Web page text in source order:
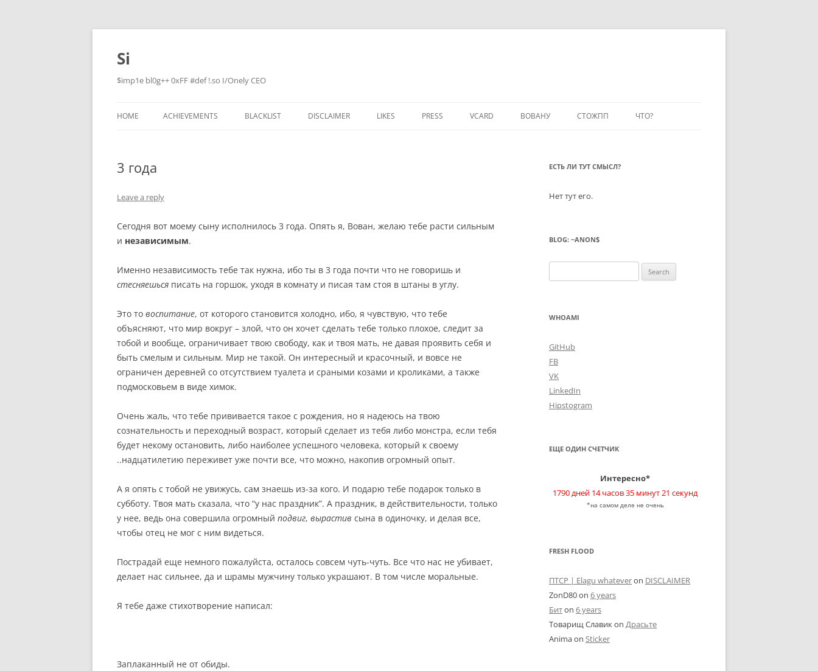
Skip
content
Si
$imp1e bl0g++ 0xFF #def !.so I/Onely CEO
HOME ACHIEVEMENTS BLACKLIST DISCLAIMER LIKES PRESS VCARD ВОВАНУ СТОЖПП ЧТО?
3 года
Leave a reply
Сегодня вот моему сыну исполнилось 3 года. Опять я, Вован, желаю тебе расти сильным
и независимым.
Именно независимость тебе так нужна, ибо ты в 3 года почти что не говоришь и
стесняешься писать на горшок, уходя в комнату и писая там стоя в штаны в углу.
Это то воспитание, от которого становится холодно, ибо, я чувствую, что тебе
объясняют, что мир вокруг – злой, что он хочет сделать тебе только плохое, следит за
тобой и вообще, ограничивает твою свободу, как и твоя мать, не давая проявить себя и
быть смелым и сильным. Мир не такой. Он интересный и красочный, и вовсе не
ограничен деревней со отсутствием туалета и сраными козами и кроликами, а также
подмосковьем в виде химок.
Очень жаль, что тебе прививается такое с рождения, но я надеюсь на твою
сознательность и переходный возраст, который сделает из тебя либо монстра, если тебя
будет некому остановить, либо наиболее успешного человека, который к своему
..надцатилетию переживет уже почти все, что можно, накопив огромный опыт.
А я опять с тобой не увижусь, сам знаешь из-за кого. И подарю тебе подарок только в
субботу. Твоя мать сказала, что “у нас праздник”. А праздник, в действительности, только
у нее, ведь она совершила огромный подвиг, вырастив сына в одиночку, и делая все,
чтобы отец не мог с ним видеться.
Пострадай еще немного пожалуйста, осталось совсем чуть-чуть. Все что нас не убивает,
делает нас сильнее, да и шрамы мужчину только украшают. В том числе моральные.
Я тебе даже стихотворение написал:
Заплаканный не от обиды.
ЕСТЬ ЛИ ТУТ СМЫСЛ?
Нет тут его.
BLOG: ~ANON$
for:
WHOAMI
GitHub
FB
VK
LinkedIn
Hipstogram
ЕЩЕ ОДИН СЧЕТЧИК
Интересно*
1790 дней 14 часов 35 минут 22 секунд
*на самом деле не очень
FRESH FLOOD
ПТСР | Elagu whateveron DISCLAIMER
ZonD80on 6 years
Битon 6 years
Товарищ Славикon Драсьте
Animaon Sticker